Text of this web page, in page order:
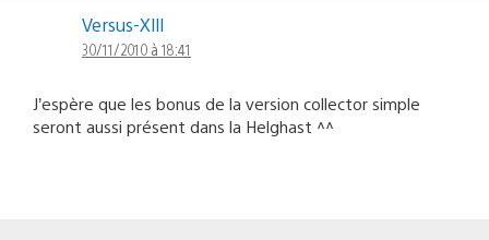
Versus-Xlll
30/11/2010 à 18:41
J’espère que les bonus de la version collector simple
seront aussi présent dans la Helghast ^^